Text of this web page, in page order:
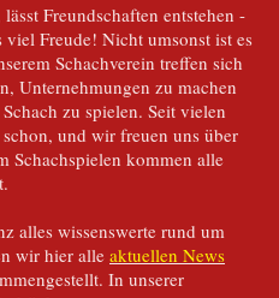
Freundschaften entstehen -
Freude! Nicht umsonst ist es
Schachverein treffen sich
Unternehmungen zu machen
zu spielen. Seit vielen
und wir freuen uns über
Schachspielen kommen alle
alles wissenswerte rund um
wir hier alleaktuellen News
In unserer